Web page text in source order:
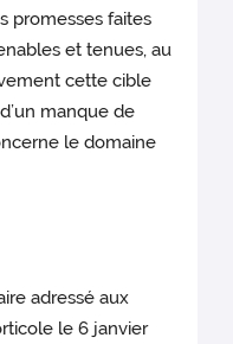
promesses faites
et tenues, au
cette cible
manque de
le domaine
adressé aux
le 6 janvier